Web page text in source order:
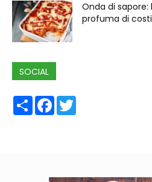
Onda di sapore:
profuma di
SOCIAL
ShareFacebook